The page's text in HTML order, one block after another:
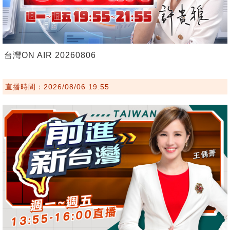
台灣ON AIR 20260806
直播時間：2026/08/06 19:55